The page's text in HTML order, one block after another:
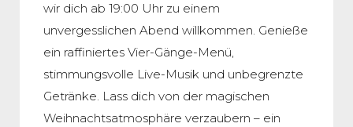
wir dich ab 19:00 Uhr zu einem
unvergesslichen Abend willkommen. Genieße
ein raffiniertes Vier-Gänge-Menü,
stimmungsvolle Live-Musik und unbegrenzte
Getränke. Lass dich von der magischen
Weihnachtsatmosphäre verzaubern – ein